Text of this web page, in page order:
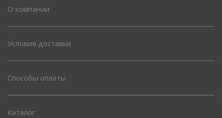
О компании
Условия доставки
Способы оплаты
Каталог